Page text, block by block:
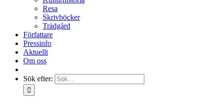
Resa
Skrivböcker
Trädgård
Författare
Pressinfo
Aktuellt
Om oss
Sök efter: